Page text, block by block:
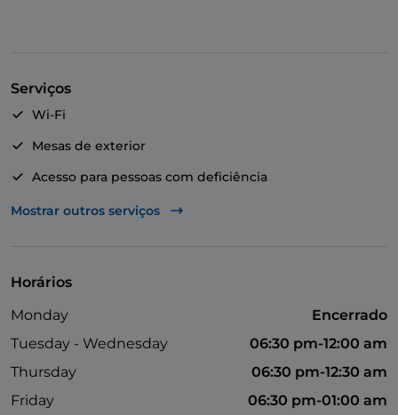
Serviços
Wi-Fi
Mesas de exterior
Acesso para pessoas com deficiência
Animais permitidos
Não fumadores
Pagamento com Satispay
Mostrar outros serviços
Horários
Monday
Encerrado
Tuesday - Wednesday
06:30 pm-12:00 am
Thursday
06:30 pm-12:30 am
Friday
06:30 pm-01:00 am